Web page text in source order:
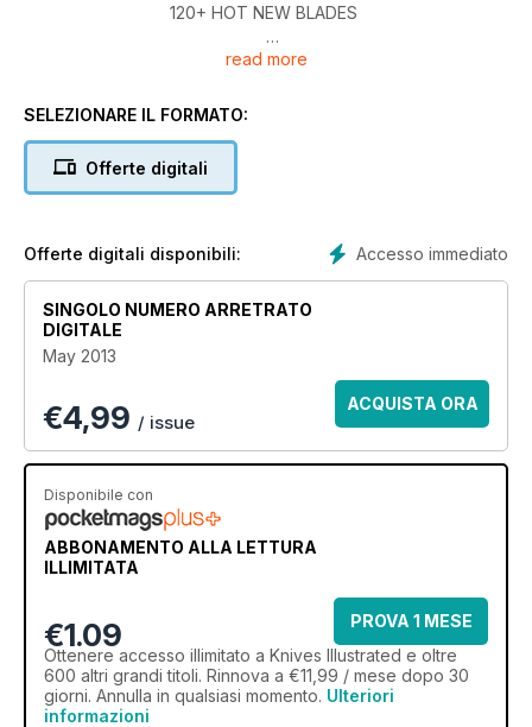
120+ HOT NEW BLADES
INNOVATIVE SPYDERCO INVENTS THE FOLDING PUUKKO
LEATHERMAN'S TACTICAL SCISSORS CUT IT!
4.75 FEET OF SURVIVAL IS IT A KNIFE OR LANCE?
read more
SELEZIONARE IL FORMATO:
Offerte digitali
Accesso immediato
Offerte digitali disponibili:
SINGOLO NUMERO ARRETRATO
DIGITALE
May 2013
€4,99 / issue
ACQUISTA ORA
Disponibile con
ABBONAMENTO ALLA LETTURA
ILLIMITATA
€1.09
PROVA 1 MESE
Ottenere accesso illimitato a Knives Illustrated e oltre
600 altri grandi titoli. Rinnova a €11,99 / mese dopo 30
giorni. Annulla in qualsiasi momento. Ulteriori
informazioni